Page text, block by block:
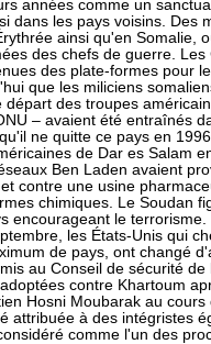
années comme un
dans les pays voisins. Des
ainsi qu'en Somalie,
des chefs de guerre.
des plate-formes pour
que les miliciens
départ des troupes
– avaient été entraînés
ne quitte ce pays en
de Dar es Salam
Ben Laden avaient
contre une usine
chimiques. Le Soudan
encourageant le terrorisme.
les États-Unis qui
de pays, ont changé
au Conseil de sécurité
contre Khartoum
Hosni Moubarak au
attribuée à des intégristes
comme l'un des